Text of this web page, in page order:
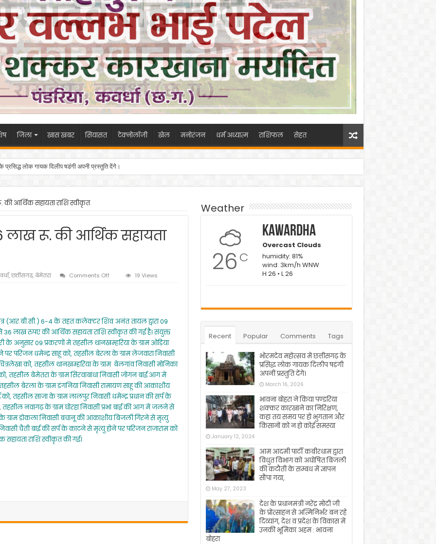
जिला खास खबर सियासत टेक्नोलॉजी खेल मनोरंजन धर्म अध्यात्म राशिफल सेहत
प्रसिद्ध लोक गायक दिलीप षडंगी अपनी प्रस्तुति देंगे।
आर्थिक सहायता राशि स्वीकृत
रू. की आर्थिक सहायता
,छत्तीसगढ़,बेमेतरा Comments Offon
लाख
रू.
की
आर्थिक
सहायता
राशि
स्वीकृत
19 Views
(आर.बी.सी.) 6-4 के तहत कलेक्टर शिव अनंत तायल द्वारा 09
लाख रुपए की आर्थिक सहायता राशि स्वीकृत की गई है। संयुक्त
के अनुसार 09 प्रकरणों मे तहसील थानखम्हरिया के ग्राम ओड़िया
परिजन धमेन्द्र साहू को, तहसील बेरला के ग्राम लेंजवारा निवासी
को, तहसील थानखम्हरिया के ग्राम बेलगांव निवासी मोनिका
तहसील बेमेतरा के ग्राम सिरवाबांधा निवासी जोगन बाई आग मे
बेरला के ग्राम डंगनिया निवासी रामायण साहू की आकाशीय
तहसील साजा के ग्राम लालपुर निवासी धमेन्द्र प्रधान की सर्प के
नवागढ़ के ग्राम घोरहा निवासी प्रभा बाई की आग मे जलने से
डोकला निवासी बचानू की आकाशीय बिजली गिरने से मृत्यु
चैती बाई की सर्प के काटने से मृत्यु होने पर परिजन राजाराम को
राशि स्वीकृत की गई।
Weather
26 C
Kawardha
Overcast Clouds
humidity: 81%
wind: 3km/h WNW
H 26 • L 26
Recent Popular Comments Tags
भोरमदेव महोत्सव में छत्तीसगढ़ के
प्रसिद्ध लोक गायक दिलीप षडंगी
अपनी प्रस्तुति देंगे।
March 16, 2026
भावना बोहरा ने किया पण्डरिया
शक्कर कारखाने का निरिक्षण,
कहा तय समय पर हो भुगतान और
किसानों को न हो कोई समस्या
January 12, 2024
आम आदमी पार्टी कबीरधाम द्वारा
विधुत विभाग को अघोषित बिजली
की कटौती के सम्बंध में ज्ञापन
सौंपा गया,
May 27, 2023
देश के प्रधानमंत्री नरेंद्र मोदी जी
के प्रोत्साहन से अत्मिनिर्भर बन रहे
दिव्यांग, देश व प्रदेश के विकास में
उनकी भूमिका अहम : भावना
बोहरा